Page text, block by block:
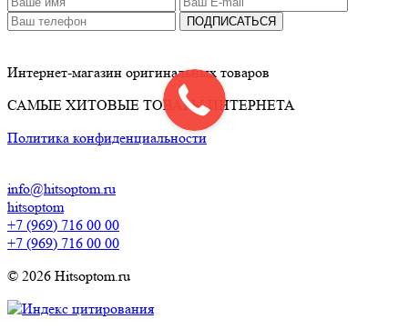
ПОДПИСАТЬСЯ
Интернет-магазин оригинальных товаров
САМЫЕ ХИТОВЫЕ ТОВАРЫ ИНТЕРНЕТА
Политика конфиденциальности
info@hitsoptom.ru
hitsoptom
+7 (969) 716 00 00
+7 (969) 716 00 00
© 2026 Hitsoptom.ru